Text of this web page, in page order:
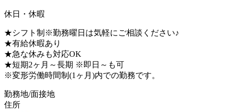
休日・休暇
★シフト制※勤務曜日は気軽にご相談ください♪
★有給休暇あり
★急な休みも対応OK
★短期2ヶ月～長期 ※即日～も可
※変形労働時間制(1ヶ月)内での勤務です。
勤務地/面接地
住所